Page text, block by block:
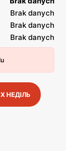
Brak danych
Brak danych
Brak danych
НЕДІЛЬ